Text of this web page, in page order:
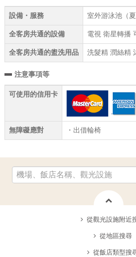
設備・服務 室外游泳池（
全客房共通的設備 電視 衛星轉播
全客房共通的盥洗用品 洗髮精 潤絲精
注意事項等
可使用的信用卡
無障礙應對 ・出借輪椅
從觀光設施附近
從地區搜尋
從飯店類型搜